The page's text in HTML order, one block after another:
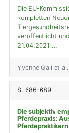
Die EU-
kompletten
veröffentlicht
21.04.2021 ...
Yvonne Gall et al.
S. 686-689
Die subjektiv
Pferdepraxis:
Pferdepraktikern